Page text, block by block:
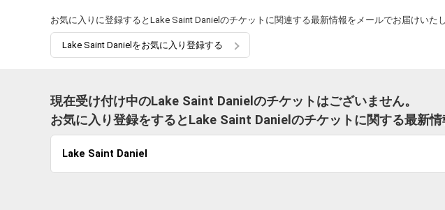
お気に入りに登録するとLake Saint Danielのチケットに関連する最新情報をメールでお届けいたし
Lake Saint Danielをお気に入り登録する
現在受け付け中のLake Saint Danielのチケットはございません。
お気に入り登録をするとLake Saint Danielのチケットに関する最新情
Lake Saint Daniel